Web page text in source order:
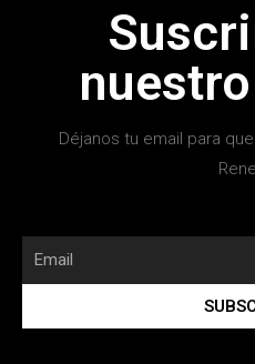
Déjanos tu email para